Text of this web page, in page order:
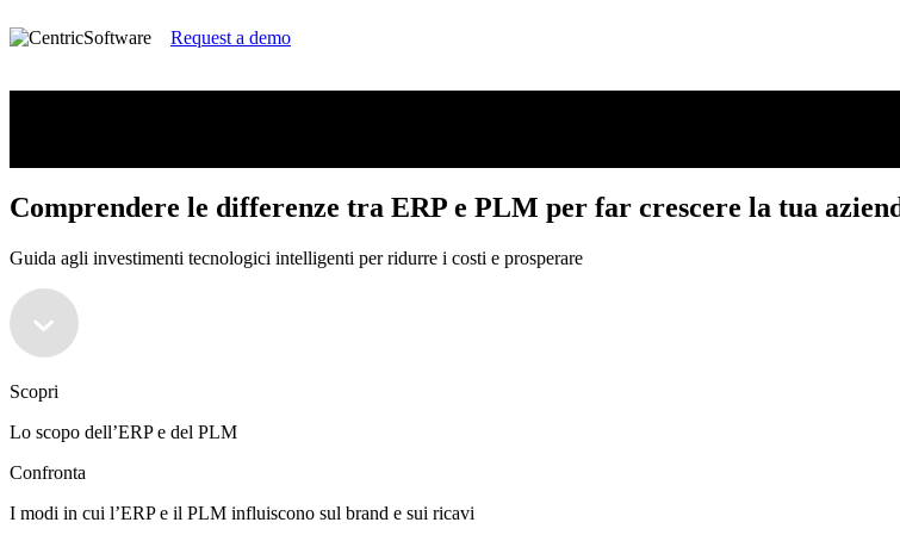
Request a demo
Comprendere le differenze tra ERP e PLM per far crescere la tua
Guida agli investimenti tecnologici intelligenti per ridurre i costi e prosperare
Scopri
Lo scopo dell’ERP e del PLM
Confronta
I modi in cui l’ERP e il PLM influiscono sul brand e sui ricavi